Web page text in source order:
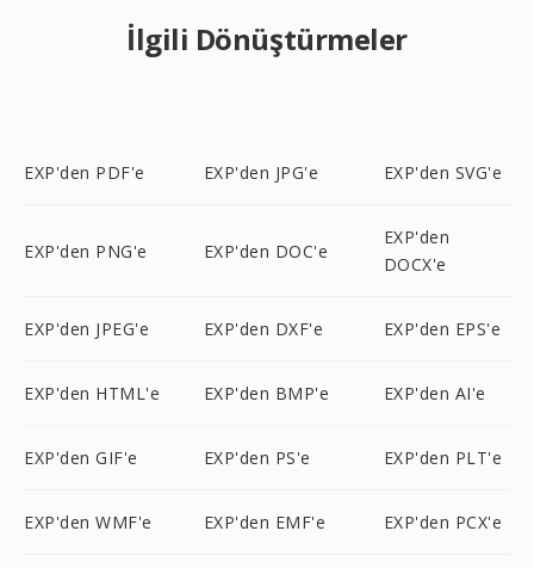
İlgili Dönüştürmeler
EXP'den PDF'e EXP'den JPG'e EXP'den SVG'e
EXP'den PNG'e EXP'den DOC'e
EXP'den
DOCX'e
EXP'den JPEG'e EXP'den DXF'e EXP'den EPS'e
EXP'den HTML'e EXP'den BMP'e EXP'den AI'e
EXP'den GIF'e EXP'den PS'e EXP'den PLT'e
EXP'den WMF'e EXP'den EMF'e EXP'den PCX'e